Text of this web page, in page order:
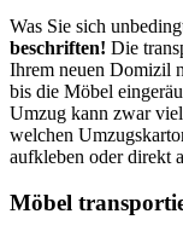
Was Sie sich
beschriften! Die
Ihrem neuen Domizil
bis die Möbel
Umzug kann zwar
welchen
aufkleben oder direkt
Möbel